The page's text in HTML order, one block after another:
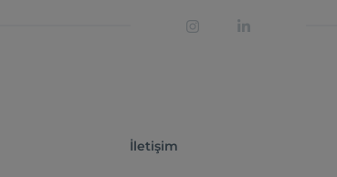
İletişim